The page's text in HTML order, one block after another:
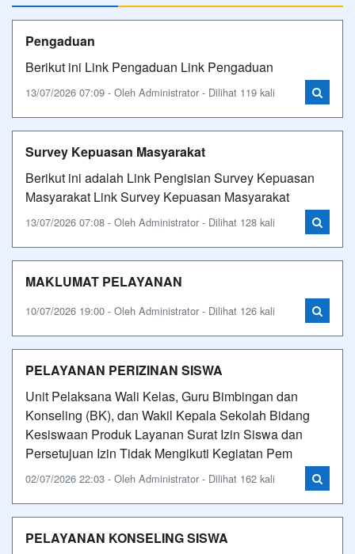
Pengaduan
Berikut ini Link Pengaduan Link Pengaduan
13/07/2026 07:09 - Oleh Administrator - Dilihat 119 kali
Survey Kepuasan Masyarakat
Berikut ini adalah Link Pengisian Survey Kepuasan
Masyarakat Link Survey Kepuasan Masyarakat
13/07/2026 07:08 - Oleh Administrator - Dilihat 128 kali
MAKLUMAT PELAYANAN
10/07/2026 19:00 - Oleh Administrator - Dilihat 126 kali
PELAYANAN PERIZINAN SISWA
Unit Pelaksana Wali Kelas, Guru Bimbingan dan
Konseling (BK), dan Wakil Kepala Sekolah Bidang
Kesiswaan Produk Layanan Surat Izin Siswa dan
Persetujuan Izin Tidak Mengikuti Kegiatan Pem
02/07/2026 22:03 - Oleh Administrator - Dilihat 162 kali
PELAYANAN KONSELING SISWA